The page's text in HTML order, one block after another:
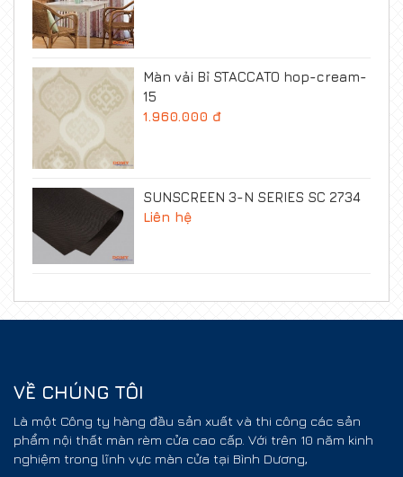
Màn vải Bỉ STACCATO hop-cream-
15
1.960.000 đ
SUNSCREEN 3-N SERIES SC 2734
Liên hệ
VỀ CHÚNG TÔI
Là một Công ty hàng đầu sản xuất và thi công các sản
phẩm nội thất màn rèm cửa cao cấp. Với trên 10 năm kinh
nghiệm trong lĩnh vực màn cửa tại Bình Dương,